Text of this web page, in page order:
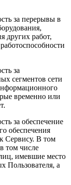
за перерывы в
других работ,
за
сегментов сети
временно или
за обеспечение
обеспечения
Сервису. В том
том числе
имевшие место
Пользователя, а